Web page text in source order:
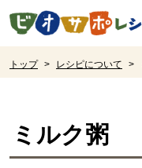
ページの先頭です。
トップ > レシピについて >
ミルク粥